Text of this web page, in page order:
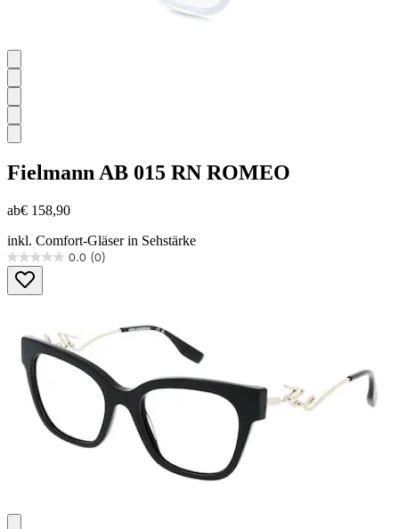
Fielmann AB 015 RN ROMEO
ab€ 158,90
inkl. Comfort-Gläser in Sehstärke
0.0 (0)
0.0
von
5